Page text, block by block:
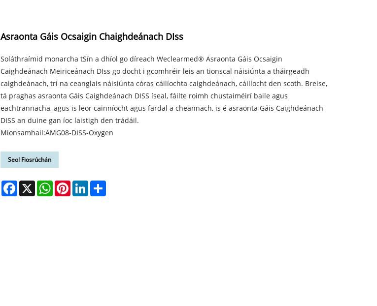
Asraonta Gáis Ocsaigin Chaighdeánach DIss
Soláthraímid monarcha tSín a dhíol go díreach Weclearmed® Asraonta Gáis Ocsaigin
Caighdeánach Meiriceánach DIss go docht i gcomhréir leis an tionscal náisiúnta a tháirgeadh
caighdeánach, trí na ceanglais náisiúnta córas cáilíochta caighdeánach, cáilíocht den scoth. Breise,
tá praghas asraonta Gáis Caighdeánach DISS íseal, fáilte roimh chustaiméirí baile agus
eachtrannacha, agus is leor cainníocht agus fardal a cheannach, is é asraonta Gáis Caighdeánach
DISS an duine gan íoc laistigh den trádáil.
Mionsamhail:AMG08-DISS-Oxygen
Seol Fiosrúchán
Facebook
X WhatsAppPinterestLinkedIn